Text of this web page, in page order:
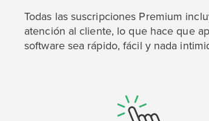
Todas las suscripciones Premium
atención al cliente, lo que hace que
software sea rápido, fácil y nada